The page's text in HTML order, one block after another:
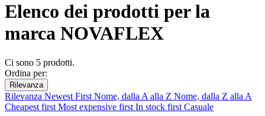
Elenco dei prodotti per la
marca NOVAFLEX
Ci sono 5 prodotti.
Ordina per:
Rilevanza
Rilevanza Newest First Nome, dalla A alla Z Nome, dalla Z alla A
Cheapest first Most expensive first In stock first Casuale